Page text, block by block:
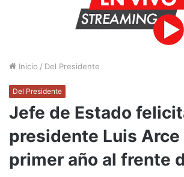
Inicio / Del Presidente
Del Presidente
Jefe de Estado
presidente Luis Arce
primer año al frente